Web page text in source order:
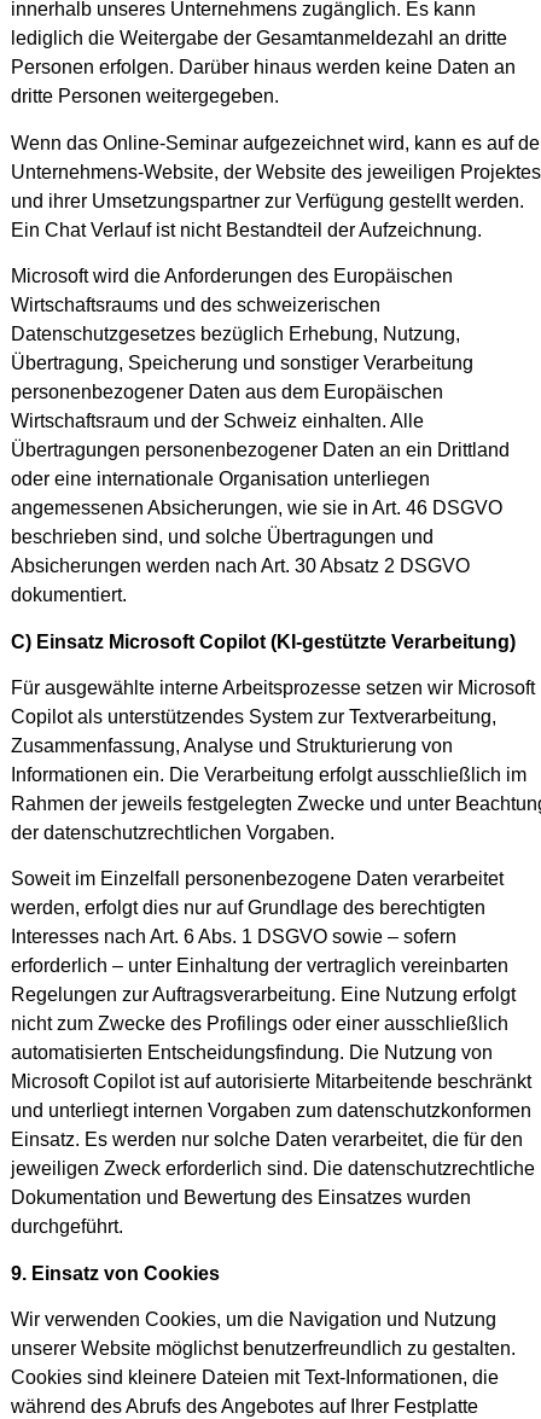
innerhalb unseres Unternehmens zugänglich. Es kann
lediglich die Weitergabe der Gesamtanmeldezahl an dritte
Personen erfolgen. Darüber hinaus werden keine Daten an
dritte Personen weitergegeben.
Wenn das Online-Seminar aufgezeichnet wird, kann es auf
Unternehmens-Website, der Website des jeweiligen Projektes
und ihrer Umsetzungspartner zur Verfügung gestellt werden.
Ein Chat Verlauf ist nicht Bestandteil der Aufzeichnung.
Microsoft wird die Anforderungen des Europäischen
Wirtschaftsraums und des schweizerischen
Datenschutzgesetzes bezüglich Erhebung, Nutzung,
Übertragung, Speicherung und sonstiger Verarbeitung
personenbezogener Daten aus dem Europäischen
Wirtschaftsraum und der Schweiz einhalten. Alle
Übertragungen personenbezogener Daten an ein Drittland
oder eine internationale Organisation unterliegen
angemessenen Absicherungen, wie sie in Art. 46 DSGVO
beschrieben sind, und solche Übertragungen und
Absicherungen werden nach Art. 30 Absatz 2 DSGVO
dokumentiert.
C) Einsatz Microsoft Copilot (KI-gestützte Verarbeitung)
Für ausgewählte interne Arbeitsprozesse setzen wir Microsoft
Copilot als unterstützendes System zur Textverarbeitung,
Zusammenfassung, Analyse und Strukturierung von
Informationen ein. Die Verarbeitung erfolgt ausschließlich im
Rahmen der jeweils festgelegten Zwecke und unter
der datenschutzrechtlichen Vorgaben.
Soweit im Einzelfall personenbezogene Daten verarbeitet
werden, erfolgt dies nur auf Grundlage des berechtigten
Interesses nach Art. 6 Abs. 1 DSGVO sowie – sofern
erforderlich – unter Einhaltung der vertraglich vereinbarten
Regelungen zur Auftragsverarbeitung. Eine Nutzung erfolgt
nicht zum Zwecke des Profilings oder einer ausschließlich
automatisierten Entscheidungsfindung. Die Nutzung von
Microsoft Copilot ist auf autorisierte Mitarbeitende beschränkt
und unterliegt internen Vorgaben zum datenschutzkonformen
Einsatz. Es werden nur solche Daten verarbeitet, die für den
jeweiligen Zweck erforderlich sind. Die datenschutzrechtliche
Dokumentation und Bewertung des Einsatzes wurden
durchgeführt.
9. Einsatz von Cookies
Wir verwenden Cookies, um die Navigation und Nutzung
unserer Website möglichst benutzerfreundlich zu gestalten.
Cookies sind kleinere Dateien mit Text-Informationen, die
während des Abrufs des Angebotes auf Ihrer Festplatte